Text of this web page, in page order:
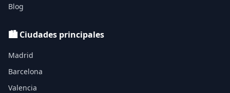
Blog
🏙️ Ciudades principales
Madrid
Barcelona
Valencia